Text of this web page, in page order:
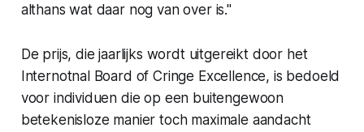
althans wat daar nog van over is."
De prijs, die jaarlijks wordt uitgereikt door het
Internotnal Board of Cringe Excellence, is bedoeld
voor individuen die op een buitengewoon
betekenisloze manier toch maximale aandacht